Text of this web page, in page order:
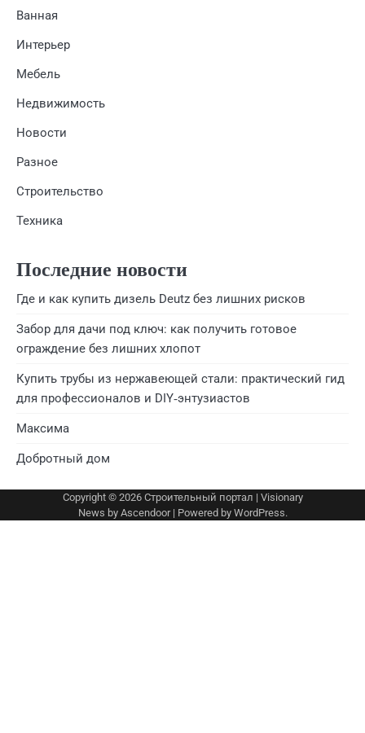
Ванная
Интерьер
Мебель
Недвижимость
Новости
Разное
Строительство
Техника
Последние новости
Где и как купить дизель Deutz без лишних рисков
Забор для дачи под ключ: как получить готовое
ограждение без лишних хлопот
Купить трубы из нержавеющей стали: практический гид
для профессионалов и DIY‑энтузиастов
Максима
Добротный дом
Copyright © 2026 Строительный портал | Visionary
News by Ascendoor| Powered by WordPress.